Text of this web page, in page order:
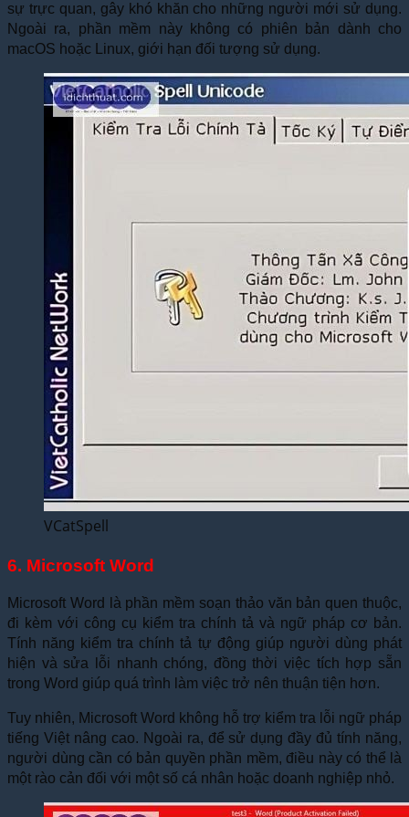
sự trực quan, gây khó khăn cho những người mới sử dụng.
Ngoài ra, phần mềm này không có phiên bản dành cho
macOS hoặc Linux, giới hạn đối tượng sử dụng.
VCatSpell
6. Microsoft Word
Microsoft Word là phần mềm soạn thảo văn bản quen thuộc,
đi kèm với công cụ kiểm tra chính tả và ngữ pháp cơ bản.
Tính năng kiểm tra chính tả tự động giúp người dùng phát
hiện và sửa lỗi nhanh chóng, đồng thời việc tích hợp sẵn
trong Word giúp quá trình làm việc trở nên thuận tiện hơn.
Tuy nhiên, Microsoft Word không hỗ trợ kiểm tra lỗi ngữ pháp
tiếng Việt nâng cao. Ngoài ra, để sử dụng đầy đủ tính năng,
người dùng cần có bản quyền phần mềm, điều này có thể là
một rào cản đối với một số cá nhân hoặc doanh nghiệp nhỏ.